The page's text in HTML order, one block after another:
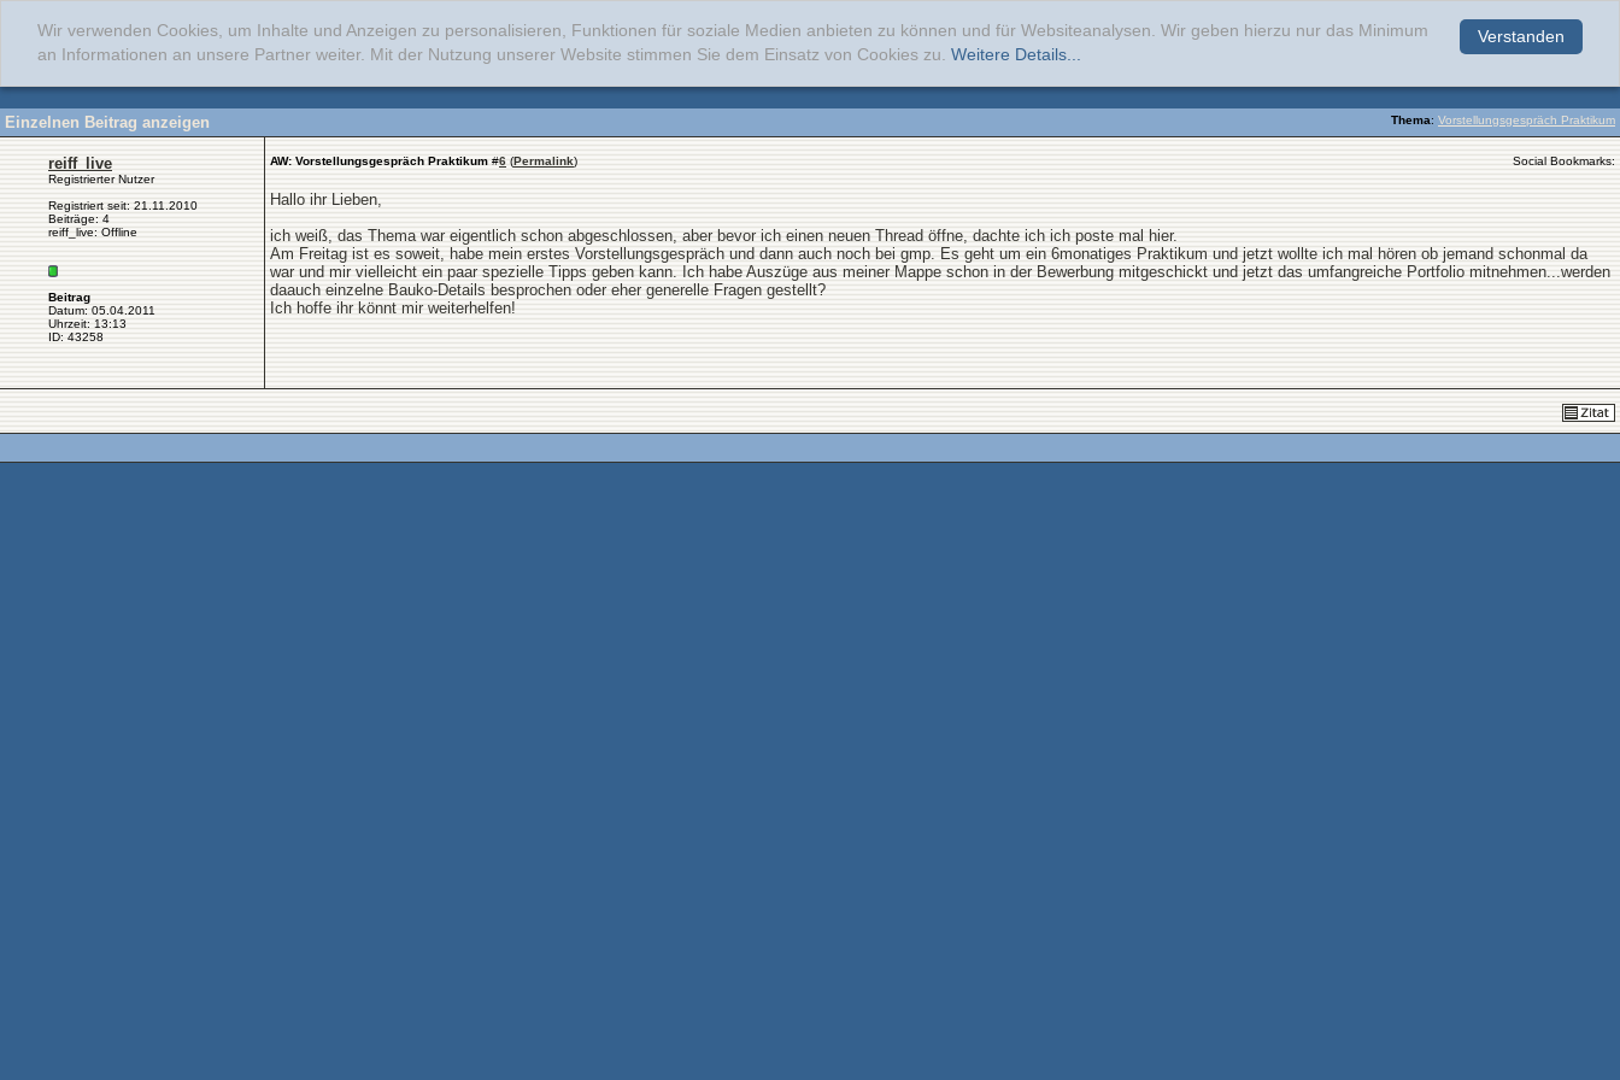
Verstanden
Wir verwenden Cookies, um Inhalte und Anzeigen zu personalisieren, Funktionen für soziale Medien anbieten zu können und für Websiteanalysen. Wir geben hierzu nur das Minimum
an Informationen an unsere Partner weiter. Mit der Nutzung unserer Website stimmen Sie dem Einsatz von Cookies zu. Weitere Details...
Thema: Vorstellungsgespräch Praktikum
Einzelnen Beitrag anzeigen
reiff_live
Registrierter Nutzer
Registriert seit: 21.11.2010
Beiträge: 4
reiff_live: Offline
Beitrag
Datum: 05.04.2011
Uhrzeit: 13:13
ID: 43258
AW: Vorstellungsgespräch Praktikum #6 (Permalink) Social Bookmarks:
Hallo ihr Lieben,
ich weiß, das Thema war eigentlich schon abgeschlossen, aber bevor ich einen neuen Thread öffne, dachte ich ich poste mal hier.
Am Freitag ist es soweit, habe mein erstes Vorstellungsgespräch und dann auch noch bei gmp. Es geht um ein 6monatiges Praktikum und jetzt wollte ich mal hören ob jemand schonmal da
war und mir vielleicht ein paar spezielle Tipps geben kann. Ich habe Auszüge aus meiner Mappe schon in der Bewerbung mitgeschickt und jetzt das umfangreiche Portfolio mitnehmen...werden
daauch einzelne Bauko-Details besprochen oder eher generelle Fragen gestellt?
Ich hoffe ihr könnt mir weiterhelfen!